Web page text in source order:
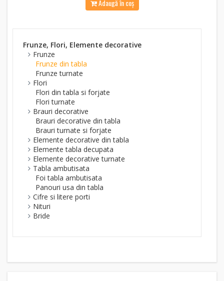
Adaugă în coș
Frunze, Flori, Elemente decorative
Frunze
Frunze din tabla
Frunze turnate
Flori
Flori din tabla si forjate
Flori turnate
Brauri decorative
Brauri decorative din tabla
Brauri turnate si forjate
Elemente decorative din tabla
Elemente tabla decupata
Elemente decorative turnate
Tabla ambutisata
Foi tabla ambutisata
Panouri usa din tabla
Cifre si litere porti
Nituri
Bride